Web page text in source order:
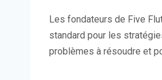
Les fondateurs de Five
standard pour les
problèmes à résoudre et